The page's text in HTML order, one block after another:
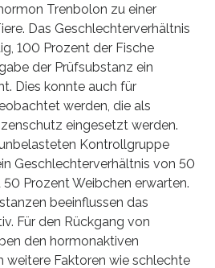
Trenbolon zu einer
Das Geschlechterverhältnis
100 Prozent der Fische
der Prüfsubstanz ein
Dies konnte auch für
werden, die als
eingesetzt werden.
Kontrollgruppe
Geschlechterverhältnis von 50
Prozent Weibchen erwarten.
beeinflussen das
Für den Rückgang von
den hormonaktiven
weitere Faktoren wie schlechte